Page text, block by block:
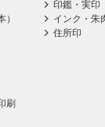
刷
印鑑・実印
インク・朱
住所印